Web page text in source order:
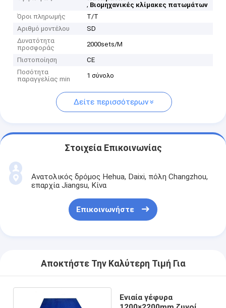
, Βιομηχανικές κλίμακες πατωμάτων
Όροι πληρωμής
T/T
Αριθμό μοντέλου
SD
Δυνατότητα
προσφοράς
2000sets/M
Πιστοποίηση
CE
Ποσότητα
παραγγελίας min
1 σύνολο
Δείτε περισσότερων
Στοιχεία Επικοινωνίας
Ανατολικός δρόμος Hehua, Daixi, πόλη Changzhou,
επαρχία Jiangsu, Κίνα
Επικοινωνήστε
Αποκτήστε Την Καλύτερη Τιμή Για
Ενιαία γέφυρα